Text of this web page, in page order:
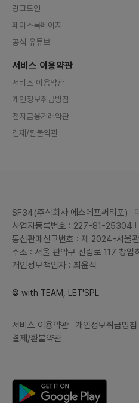
링크드인
페이스북페이지
공식 유튜브
서비스 이용약관
서비스 이용약관
개인정보취급방침
전자금융거래약관
결제/환불약관
SF34(주식회사 에스에프써티포)
사업자등록번호 : 227-81-25304
통신판매신고번호 : 제 2024-서울
주소 : 서울 관악구 신림로 117 창
개인정보책임자 : 최윤석
© with TEAM, LET'SPL
서비스 이용약관 개인정보취급방침
결제/환불약관